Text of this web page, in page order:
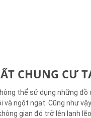
CHUNG CƯ
thể sử dụng những
ngột ngạt. Cũng như
gian đó trở lên lạnh